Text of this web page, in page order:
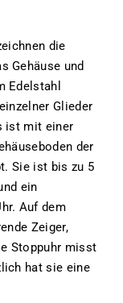
die
Gehäuse und
Edelstahl
Glieder
ist mit einer
der
Sie ist bis zu 5
ein
Auf dem
Zeiger,
Stoppuhr misst
hat sie eine